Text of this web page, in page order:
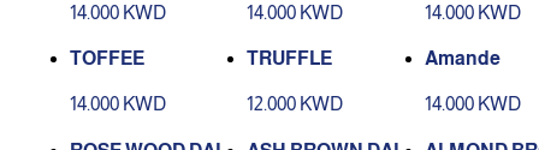
14.000 KWD 14.000 KWD 14.000 KWD
TOFFEE
14.000 KWD
TRUFFLE
12.000 KWD
Amande
14.000 KWD